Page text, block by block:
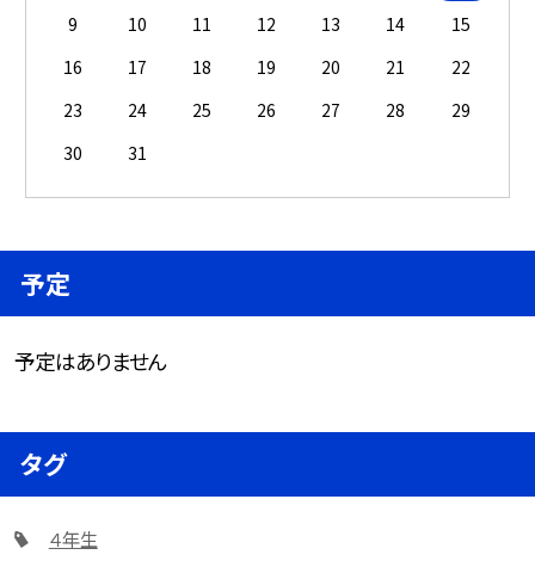
9
10 11 12 13 14
15
16
17 18 19 20 21
22
23
24 25 26 27 28
29
30
31
予定
予定はありません
タグ
４年生